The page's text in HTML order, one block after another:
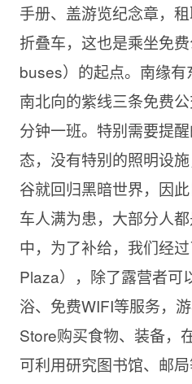
手册、盖游览纪念章，
折叠车，这也是乘坐免
buses）的起点。南缘
南北向的紫线三条免费
分钟一班。特别需要提
态，没有特别的照明设
谷就回归黑暗世界，因
车人满为患，大部分人
中，为了补给，我们经
Plaza），除了露营者可
浴、免费WIFI等服务，
Store购买食物、装备，
可利用研究图书馆、邮